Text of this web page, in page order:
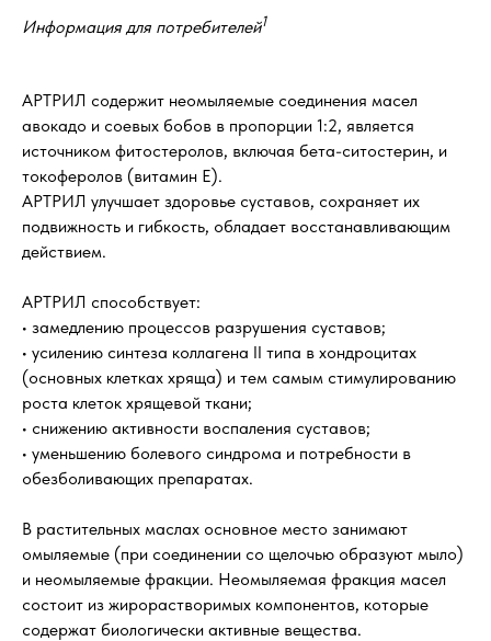
Информация для потребителей1
АРТРИЛ содержит неомыляемые соединения масел
авокадо и соевых бобов в пропорции 1:2, является
источником фитостеролов, включая бета-ситостерин, и
токоферолов (витамин Е).
АРТРИЛ улучшает здоровье суставов, сохраняет их
подвижность и гибкость, обладает восстанавливающим
действием.
АРТРИЛ способствует:
• замедлению процессов разрушения суставов;
• усилению синтеза коллагена II типа в хондроцитах
(основных клетках хряща) и тем самым стимулированию
роста клеток хрящевой ткани;
• снижению активности воспаления суставов;
• уменьшению болевого синдрома и потребности в
обезболивающих препаратах.
В растительных маслах основное место занимают
омыляемые (при соединении со щелочью образуют мыло)
и неомыляемые фракции. Неомыляемая фракция масел
состоит из жирорастворимых компонентов, которые
содержат биологически активные вещества.